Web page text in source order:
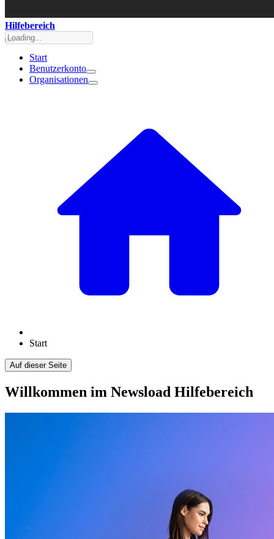
Hilfebereich
Start
Benutzerkonto
Organisationen
Start
Auf dieser Seite
Willkommen im Newsload Hilfebereich